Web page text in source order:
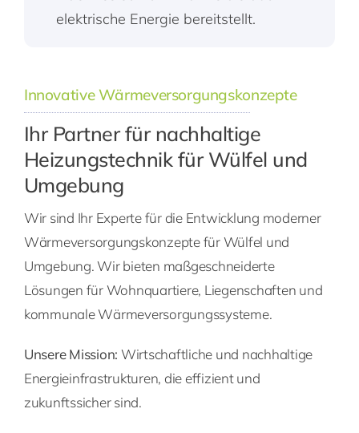
elektrische Energie bereitstellt.
Innovative Wärmeversorgungskonzepte
Ihr Partner für nachhaltige
Heizungstechnik für Wülfel und
Umgebung
Wir sind Ihr Experte für die Entwicklung moderner
Wärmeversorgungskonzepte für Wülfel und
Umgebung. Wir bieten maßgeschneiderte
Lösungen für Wohnquartiere, Liegenschaften und
kommunale Wärmeversorgungssysteme.
Unsere Mission: Wirtschaftliche und nachhaltige
Energieinfrastrukturen, die effizient und
zukunftssicher sind.